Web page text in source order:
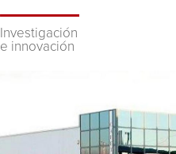
Investigación
e innovación